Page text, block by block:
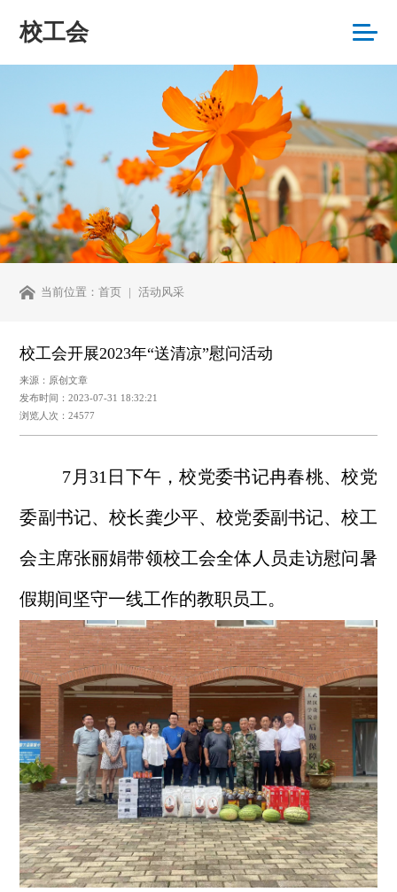
校工会
当前位置：首页 活动风采
校工会开展2023年“送清凉”慰问活动
来源：原创文章
发布时间：2023-07-31 18:32:21
浏览人次：24577
7 月 31 日下午，校党委书记冉春桃、校党
委副书记、校长龚少平、校党委副书记、校工
会主席张丽娟带领校工会全体人员走访慰问暑
假期间坚守一线工作的教职员工。